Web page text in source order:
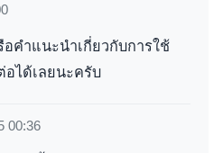
คำแนะนำเกี่ยวกับการใช้
อได้เลยนะครับ
00:36